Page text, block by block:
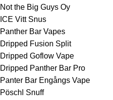
Not the Big Guys Oy
ICE Vitt Snus
Panther Bar Vapes
Dripped Fusion Split
Dripped Goflow Vape
Dripped Panther Bar Pro
Panter Bar Engångs Vape
Pöschl Snuff